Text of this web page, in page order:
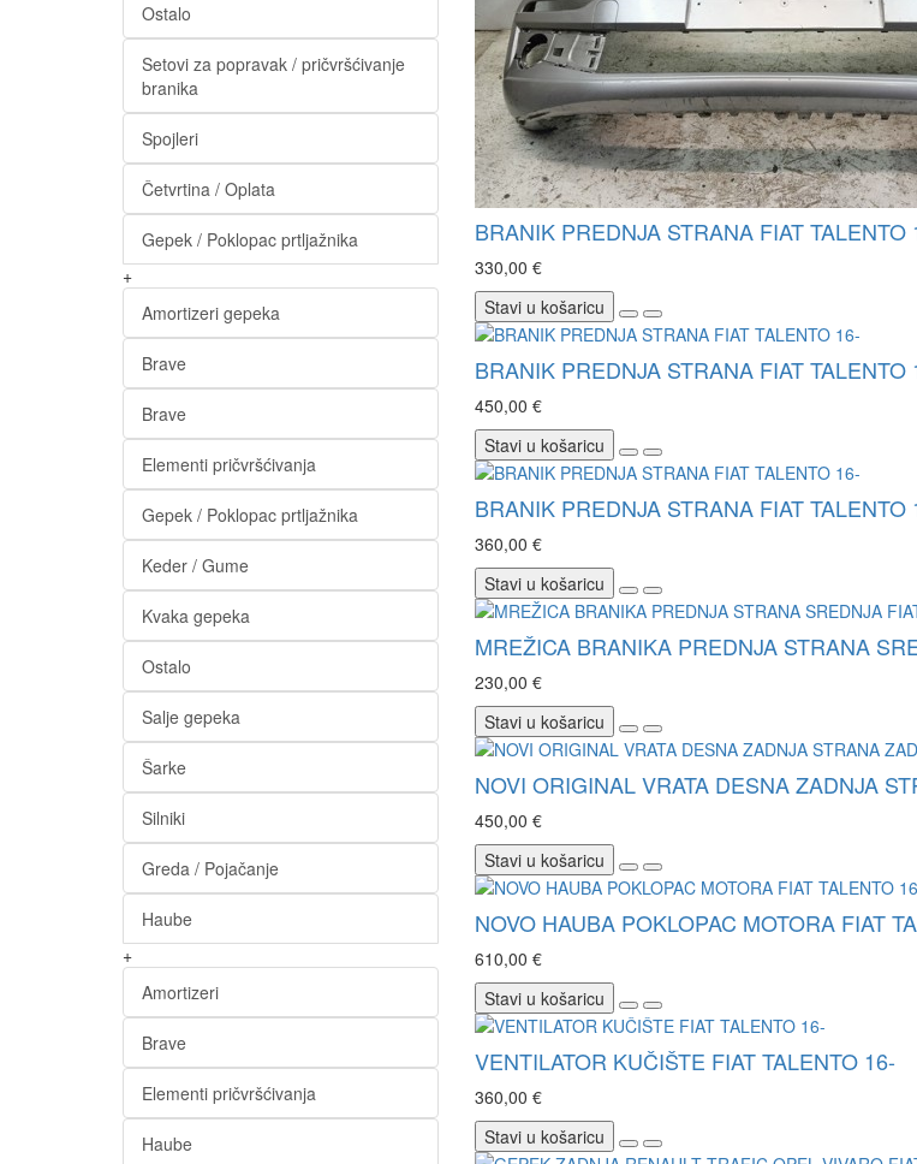
Ostalo
Setovi za popravak / pričvršćivanje
branika
Spojleri
Četvrtina / Oplata
Gepek / Poklopac prtljažnika
+
Amortizeri gepeka
Brave
Brave
Elementi pričvršćivanja
Gepek / Poklopac prtljažnika
Keder / Gume
Kvaka gepeka
Ostalo
Salje gepeka
Šarke
Silniki
Greda / Pojačanje
Haube
+
Amortizeri
Brave
Elementi pričvršćivanja
Haube
BRANIK PREDNJA STRANA FIAT TALENTO
330,00 €
Stavi u košaricu
BRANIK PREDNJA STRANA FIAT TALENTO
450,00 €
Stavi u košaricu
BRANIK PREDNJA STRANA FIAT TALENTO
360,00 €
Stavi u košaricu
MREŽICA BRANIKA PREDNJA STRANA
230,00 €
Stavi u košaricu
NOVI ORIGINAL VRATA DESNA ZADNJA
450,00 €
Stavi u košaricu
NOVO HAUBA POKLOPAC MOTORA FIAT
610,00 €
Stavi u košaricu
VENTILATOR KUČIŠTE FIAT TALENTO 16-
360,00 €
Stavi u košaricu